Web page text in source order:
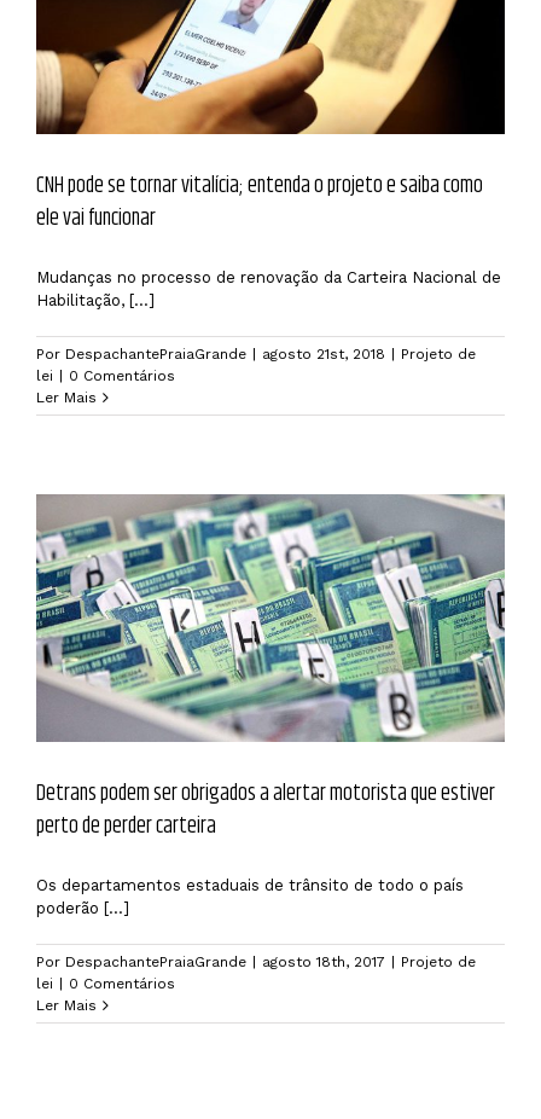
CNH pode se tornar vitalícia; entenda o projeto e saiba como
ele vai funcionar
Mudanças no processo de renovação da Carteira Nacional de
Habilitação, [...]
Por DespachantePraiaGrande agosto 21st, 2018
Projeto de
lei
0 Comentários
Ler Mais
Detrans podem ser obrigados a alertar motorista que estiver
perto de perder carteira
Os departamentos estaduais de trânsito de todo o país
poderão [...]
Por DespachantePraiaGrande agosto 18th, 2017
Projeto de
lei
0 Comentários
Ler Mais